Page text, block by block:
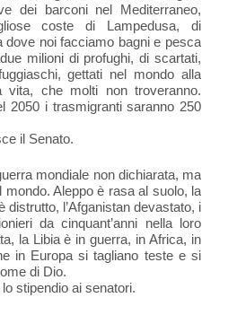
dei barconi nel Mediterraneo,
coste di Lampedusa, di
dove noi facciamo bagni e pesca
milioni di profughi, di scartati,
gettati nel mondo alla
vita, che molti non troveranno.
2050 i trasmigranti saranno 250
il Senato.
mondiale non dichiarata, ma
Aleppo è rasa al suolo, la
distrutto, l’Afganistan devastato, i
da cinquant’anni nella loro
la Libia è in guerra, in Africa, in
in Europa si tagliano teste e si
di Dio.
lo stipendio ai senatori.